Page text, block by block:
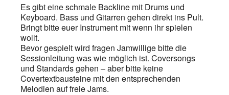
Es gibt eine schmale Backline mit Drums und
Keyboard. Bass und Gitarren gehen direkt ins Pult.
Bringt bitte euer Instrument mit wenn ihr spielen
wollt.
Bevor gespielt wird fragen Jamwillige bitte die
Sessionleitung was wie möglich ist. Coversongs
und Standards gehen – aber bitte keine
Covertextbausteine mit den entsprechenden
Melodien auf freie Jams.